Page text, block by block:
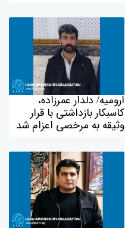
ارومیه/ دلدار عمرزادە،
کاسبکار بازداشتی با قرار
وثیقە بە مرخصی اعزام شد